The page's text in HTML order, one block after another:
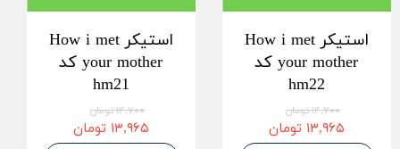
استیکر How i met
your mother کد
hm22
۱۴,۷۰۰ تومان
۱۳,۹۶۵ تومان
استیکر How i met
your mother کد
hm21
۱۴,۷۰۰ تومان
۱۳,۹۶۵ تومان